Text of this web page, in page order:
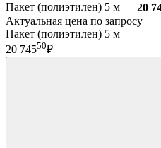
Пакет (полиэтилен) 5 м — 20
Актуальная цена по запросу
Пакет (полиэтилен) 5 м
20 74550₽